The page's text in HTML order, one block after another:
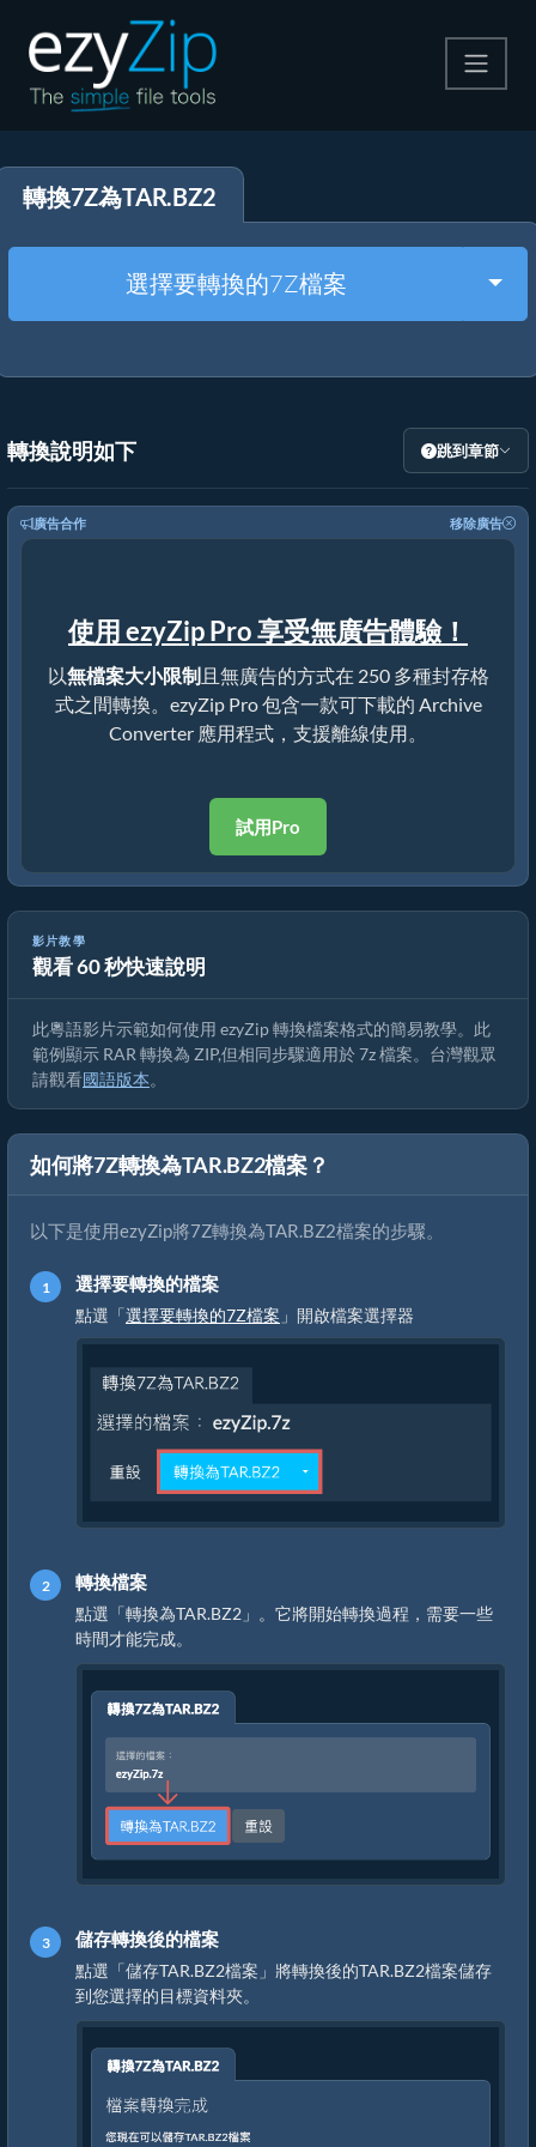
解壓縮
其他工具
轉換7Z為TAR.BZ2
選擇要轉換的7Z檔案
轉換說明如下 跳到章節
廣告合作 移除廣告
使用 ezyZip Pro 享受無廣告體驗！
以無檔案大小限制且無廣告的方式在 250 多種封存格
式之間轉換。ezyZip Pro 包含一款可下載的 Archive
Converter 應用程式，支援離線使用。
試用Pro
影片教學
觀看 60 秒快速說明
如何轉換 7z 檔案 | 簡易教學
此粵語影片示範如何使用 ezyZip 轉換檔案格式的簡易教學。此
範例顯示 RAR 轉換為 ZIP,但相同步驟適用於 7z 檔案。台灣觀眾
請觀看國語版本。
如何將7Z轉換為TAR.BZ2檔案？
以下是使用ezyZip將7Z轉換為TAR.BZ2檔案的步驟。
選擇要轉換的檔案
點選「選擇要轉換的7Z檔案 」開啟檔案選擇器
轉換檔案
點選「轉換為TAR.BZ2」。它將開始轉換過程，需要一些
時間才能完成。
儲存轉換後的檔案
點選「儲存TAR.BZ2檔案」將轉換後的TAR.BZ2檔案儲存
到您選擇的目標資料夾。